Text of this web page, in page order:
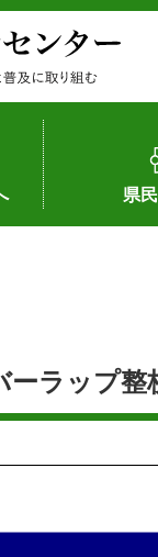
県
作物や園芸
畜産に関す
森林林業に
病害虫に関
食品加工に
水産に関す
作物や園芸
病害虫に関
畜産に関す
水産に関す
バイテク・
食品加工に
森林林業に
ーラップ